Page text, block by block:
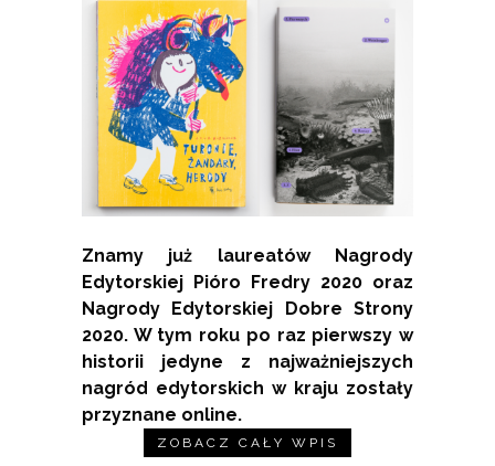
Znamy już laureatów Nagrody
Edytorskiej Pióro Fredry 2020 oraz
Nagrody Edytorskiej Dobre Strony
2020. W tym roku po raz pierwszy w
historii jedyne z najważniejszych
nagród edytorskich w kraju zostały
przyznane online.
ZOBACZ CAŁY WPIS